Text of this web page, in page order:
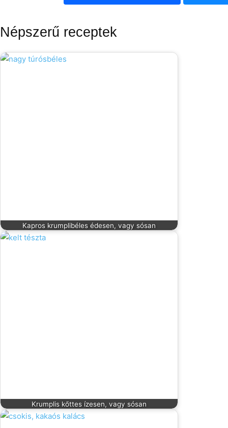
Népszerű receptek
Kapros krumplibéles édesen, vagy sósan
Krumplis kőttes ízesen, vagy sósan